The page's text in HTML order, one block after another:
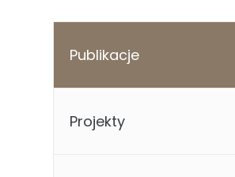
Publikacje
Projekty